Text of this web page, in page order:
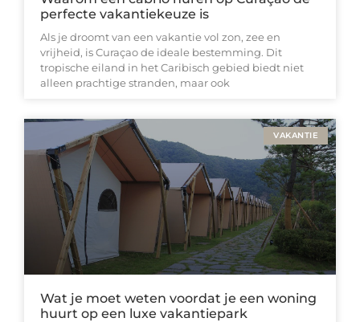
perfecte vakantiekeuze is
Als je droomt van een vakantie vol zon, zee en
vrijheid, is Curaçao de ideale bestemming. Dit
tropische eiland in het Caribisch gebied biedt niet
alleen prachtige stranden, maar ook
VAKANTIE
Wat je moet weten voordat je een woning
huurt op een luxe vakantiepark